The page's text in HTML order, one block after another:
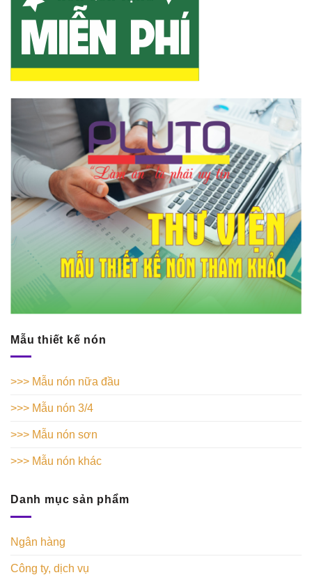
Mẫu thiết kế nón
>>> Mẫu nón nữa đầu
>>> Mẫu nón 3/4
>>> Mẫu nón sơn
>>> Mẫu nón khác
Danh mục sản phẩm
Ngân hàng
Công ty, dịch vụ